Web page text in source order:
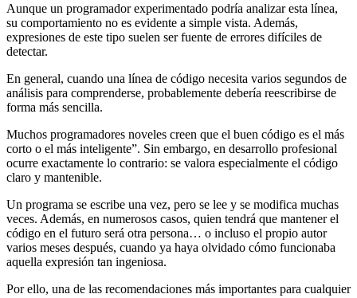
Aunque un programador experimentado podría analizar esta línea,
su comportamiento no es evidente a simple vista. Además,
expresiones de este tipo suelen ser fuente de errores difíciles de
detectar.
En general, cuando una línea de código necesita varios segundos de
análisis para comprenderse, probablemente debería reescribirse de
forma más sencilla.
Muchos programadores noveles creen que el buen código es el más
corto o el más inteligente”. Sin embargo, en desarrollo profesional
ocurre exactamente lo contrario: se valora especialmente el código
claro y mantenible.
Un programa se escribe una vez, pero se lee y se modifica muchas
veces. Además, en numerosos casos, quien tendrá que mantener el
código en el futuro será otra persona… o incluso el propio autor
varios meses después, cuando ya haya olvidado cómo funcionaba
aquella expresión tan ingeniosa.
Por ello, una de las recomendaciones más importantes para cualquier